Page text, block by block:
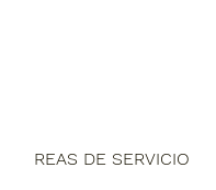
REAS DE SERVICIO